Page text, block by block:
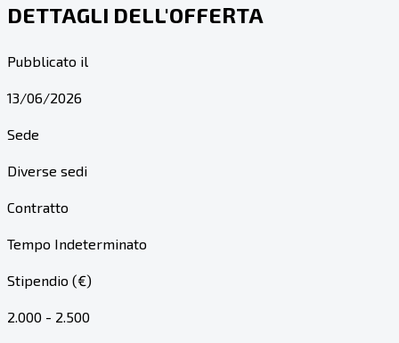
DETTAGLI DELL'OFFERTA
Pubblicato il
13/06/2026
Sede
Diverse sedi
Contratto
Tempo Indeterminato
Stipendio (€)
2.000 - 2.500